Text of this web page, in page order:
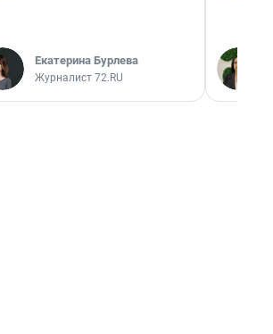
Екатерина Бурлева
Журналист 72.RU